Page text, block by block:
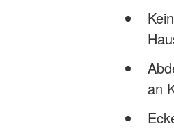
an